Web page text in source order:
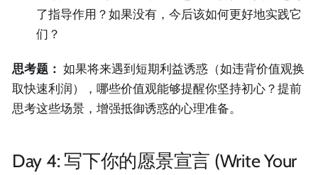
了指导作用？如果没有，今后该如何更好地实践它
们？
思考题： 如果将来遇到短期利益诱惑（如违背价值观换
取快速利润），哪些价值观能够提醒你坚持初心？提前
思考这些场景，增强抵御诱惑的心理准备。
Day 4: 写下你的愿景宣言 (Write Your